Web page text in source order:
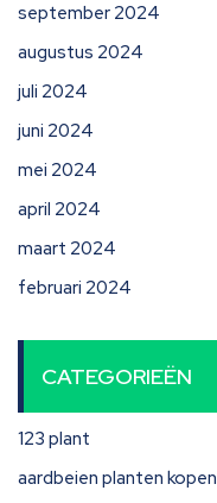
september 2024
augustus 2024
juli 2024
juni 2024
mei 2024
april 2024
maart 2024
februari 2024
CATEGORIEËN
123 plant
aardbeien planten kopen